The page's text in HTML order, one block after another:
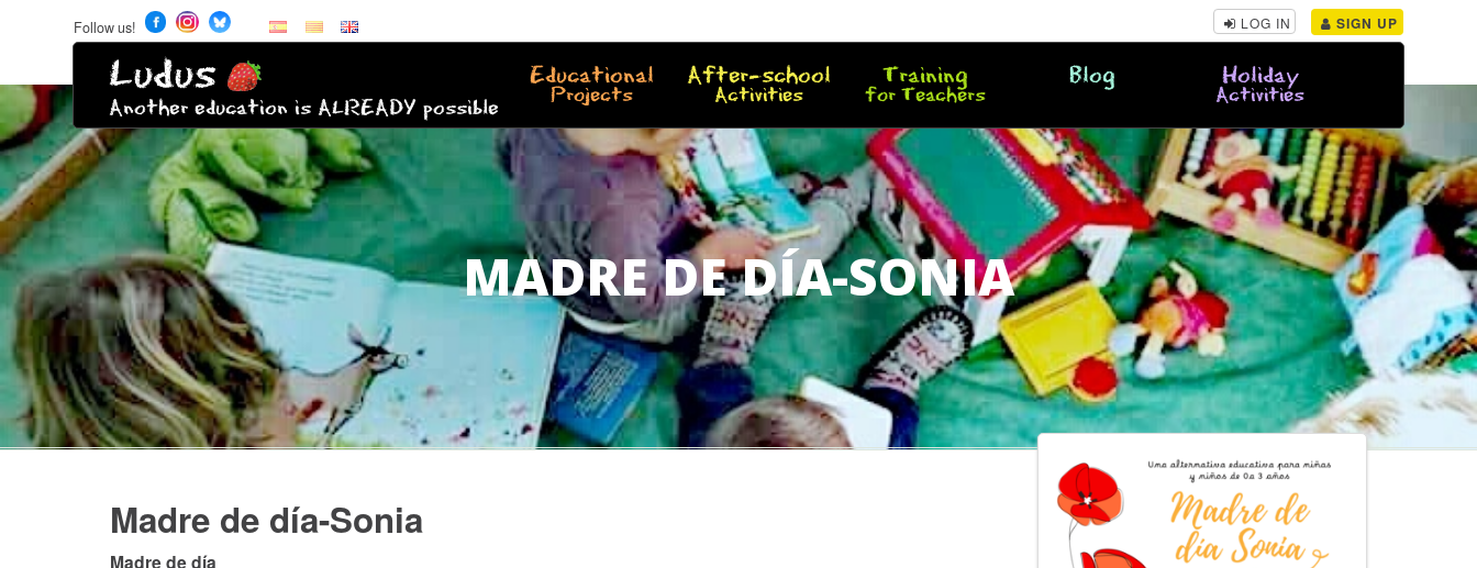
Follow us! LOG IN SIGN UP
Ludus
Another education is ALREADY possible
Educational
Projects
After-school
Activities
Training
for Teachers
Blog Holiday
Activities
MADRE DE DÍA-SONIA
Madre de día-Sonia
Madre de día